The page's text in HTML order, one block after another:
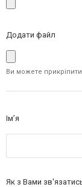
Додати файл
Ви можете
Ім’я
Як з Вами